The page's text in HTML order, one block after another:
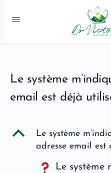
Le système
email est déjà
B
Le système
adresse email est
Le système